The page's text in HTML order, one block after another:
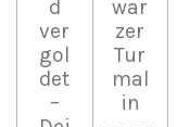
d
ver
gol
det
–
war
zer
Tur
mal
in